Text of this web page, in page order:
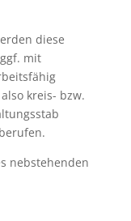
diese
mit
kreis- bzw.
nebstehenden